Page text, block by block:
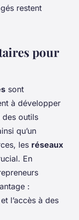
restent
pour
sont
à développer
des outils
qu’un
les réseaux
En
:
l’accès à des